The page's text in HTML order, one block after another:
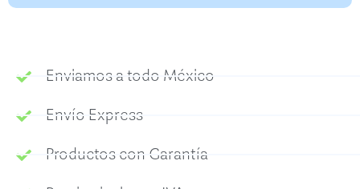
Enviamos a todo México
Envío Express
Productos con Garantía